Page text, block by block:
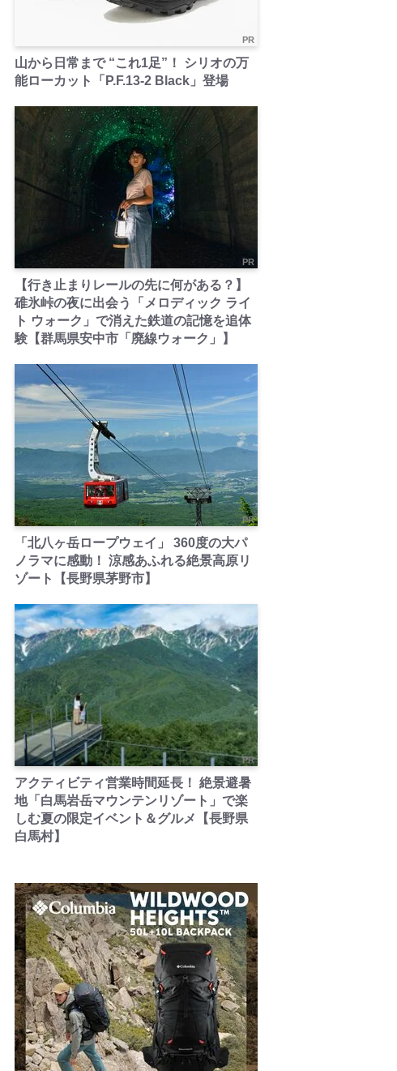
PR
山から日常まで “これ1足”！ シリオの万
能ローカット「P.F.13-2 Black」登場
PR
【行き止まりレールの先に何がある？】
碓氷峠の夜に出会う「メロディック ライ
ト ウォーク」で消えた鉄道の記憶を追体
験【群馬県安中市「廃線ウォーク」】
PR
「北八ヶ岳ロープウェイ」 360度の大パ
ノラマに感動！ 涼感あふれる絶景高原リ
ゾート【長野県茅野市】
PR
アクティビティ営業時間延長！ 絶景避暑
地「白馬岩岳マウンテンリゾート」で楽
しむ夏の限定イベント＆グルメ【長野県
白馬村】